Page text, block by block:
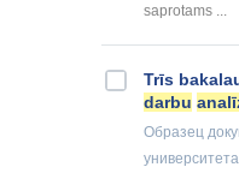
saprotams ...
Trīs
darbu
Образец
университета